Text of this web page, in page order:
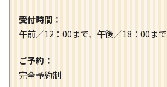
受付時間：
午前／12：00まで、午後／18：00まで
ご予約：
完全予約制